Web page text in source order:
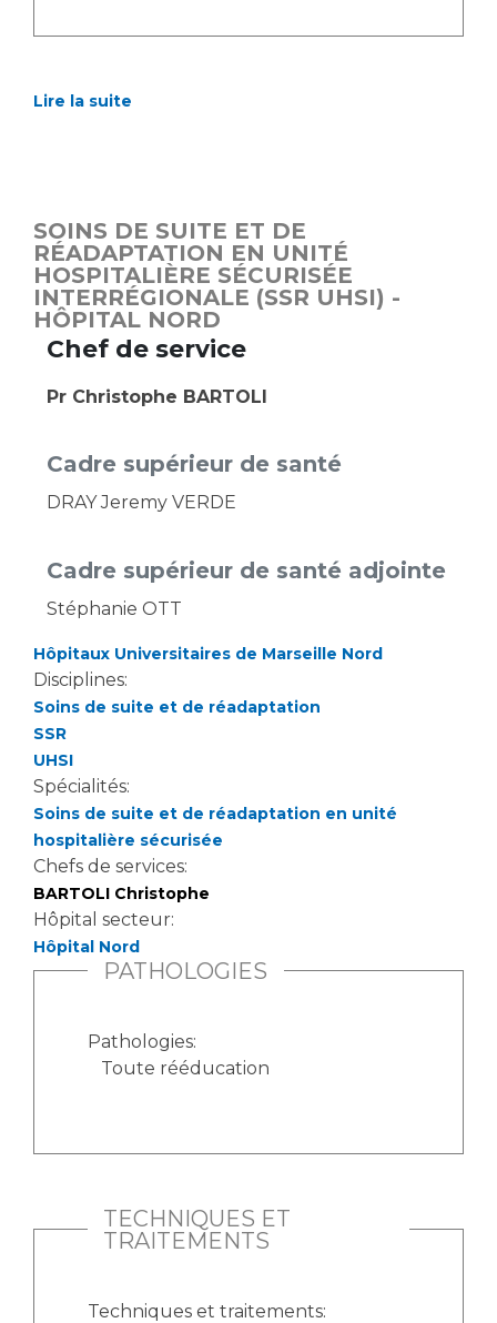
Lire la suite
SOINS DE SUITE ET DE
RÉADAPTATION EN UNITÉ
HOSPITALIÈRE SÉCURISÉE
INTERRÉGIONALE (SSR UHSI) -
HÔPITAL NORD
Chef de service
Pr Christophe BARTOLI
Cadre supérieur de santé
DRAY Jeremy VERDE
Cadre supérieur de santé adjointe
Stéphanie OTT
Hôpitaux Universitaires de Marseille Nord
Disciplines:
Soins de suite et de réadaptation
SSR
UHSI
Spécialités:
Soins de suite et de réadaptation en unité
hospitalière sécurisée
Chefs de services:
BARTOLI Christophe
Hôpital secteur:
Hôpital Nord
PATHOLOGIES
Pathologies:
Toute rééducation
TECHNIQUES ET
TRAITEMENTS
Techniques et traitements: